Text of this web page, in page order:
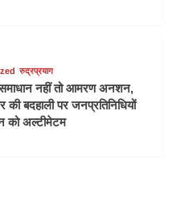
रुद्रप्रयाग
नहीं तो आमरण अनशन,
की बदहाली पर जनप्रतिनिधियों
को अल्टीमेटम